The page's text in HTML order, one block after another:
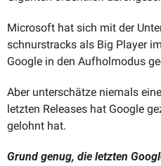
Microsoft hat sich mit der
schnurstracks als Big Player
Google in den Aufholmodus
Aber unterschätze niemals
letzten Releases hat Google
gelohnt hat.
Grund genug, die letzten